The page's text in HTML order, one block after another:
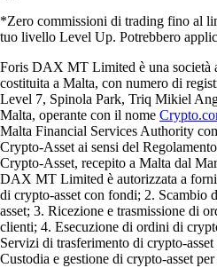
*Zero commissioni di trading fino al
tuo livello Level Up. Potrebbero
Foris DAX MT Limited è una società
costituita a Malta, con numero di
Level 7, Spinola Park, Triq Mikiel
Malta, operante con il nome
Malta Financial Services Authority
Crypto-Asset ai sensi del
Crypto-Asset, recepito a Malta dal
DAX MT Limited è autorizzata a
di crypto-asset con fondi; 2. Scambio
asset; 3. Ricezione e trasmissione di
clienti; 4. Esecuzione di ordini di
Servizi di trasferimento di crypto-
Custodia e gestione di crypto-asset